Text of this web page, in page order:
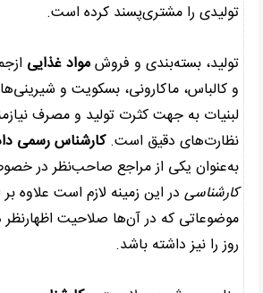
تولیدی را مشتری‌پسند کرده است.
تولید، بسته‌بندی و فروشمواد غذایی
و کالباس، ماکارونی، بسکویت و
لبنیات به جهت کثرت تولید و مصرف
نظارت‌های دقیق است.کارشناس رسمی
به‌عنوان یکی از مراجع صاحب‌نظر در
کارشناسی در این زمینه لازم است علاوه
موضوعاتی که در آن‌ها صلاحیت اظهارنظر
روز را نیز داشته باشد.